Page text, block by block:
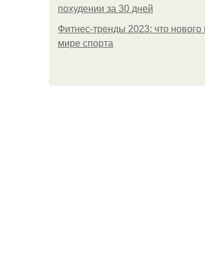
похудении за 30 дней
Фитнес-тренды 2023: что нового
мире спорта